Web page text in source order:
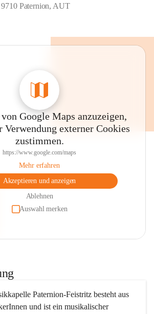
Paternion, AUT
Google Maps anzuzeigen,
Verwendung externer Cookies
zustimmen.
https://www.google.com/maps
Mehr erfahren
Akzeptieren und anzeigen
Ablehnen
Auswahl merken
Paternion-Feistritz besteht aus
und ist ein musikalischer